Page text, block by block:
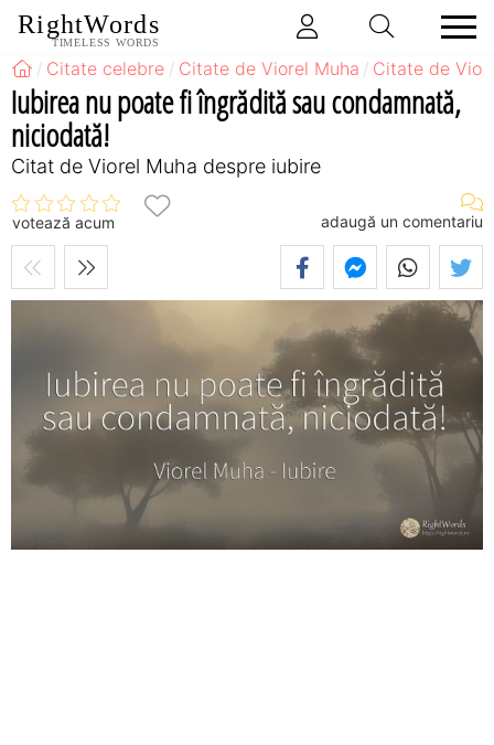
RightWords
TIMELESS WORDS
Citate celebre Citate de Viorel Muha Citate de
Iubirea nu poate fi îngrădită sau condamnată,
niciodată!
Citat de Viorel Muha despre iubire
votează acum adaugă un comentariu